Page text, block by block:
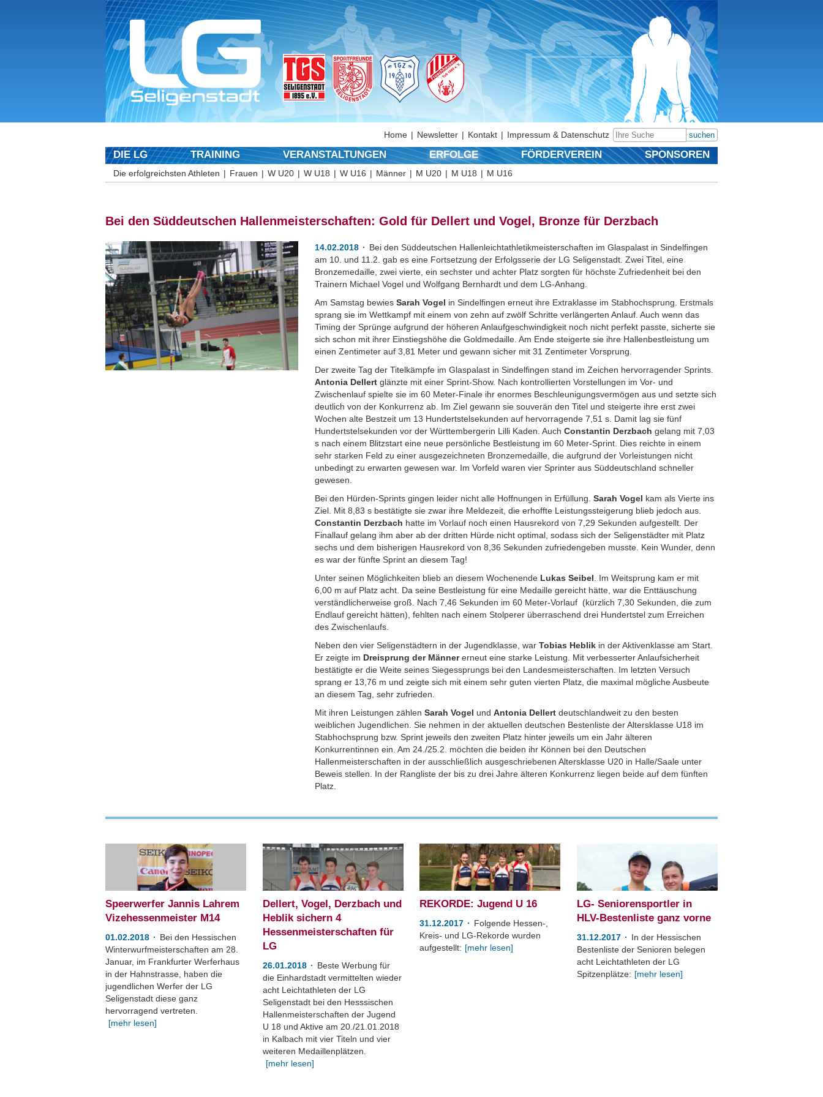
suchen
Home Newsletter Kontakt Impressum & Datenschutz
DIE LG TRAINING VERANSTALTUNGEN ERFOLGE FÖRDERVEREIN SPONSOREN
Die erfolgreichsten Athleten Frauen W U20 W U18 W U16 Männer M U20 M U18 M U16
Bei den Süddeutschen Hallenmeisterschaften: Gold für Dellert und Vogel, Bronze für Derzbach
14.02.2018
Bei den Süddeutschen Hallenleichtathletikmeisterschaften im Glaspalast in Sindelfingen
am 10. und 11.2. gab es eine Fortsetzung der Erfolgsserie der LG Seligenstadt. Zwei Titel, eine
Bronzemedaille, zwei vierte, ein sechster und achter Platz sorgten für höchste Zufriedenheit bei den
Trainern Michael Vogel und Wolfgang Bernhardt und dem LG-Anhang.
Am Samstag bewiesSarah Vogel in Sindelfingen erneut ihre Extraklasse im Stabhochsprung. Erstmals
sprang sie im Wettkampf mit einem von zehn auf zwölf Schritte verlängerten Anlauf. Auch wenn das
Timing der Sprünge aufgrund der höheren Anlaufgeschwindigkeit noch nicht perfekt passte, sicherte sie
sich schon mit ihrer Einstiegshöhe die Goldmedaille. Am Ende steigerte sie ihre Hallenbestleistung um
einen Zentimeter auf 3,81 Meter und gewann sicher mit 31 Zentimeter Vorsprung.
Der zweite Tag der Titelkämpfe im Glaspalast in Sindelfingen stand im Zeichen hervorragender Sprints.
Antonia Dellert glänzte mit einer Sprint-Show. Nach kontrollierten Vorstellungen im Vor- und
Zwischenlauf spielte sie im 60 Meter-Finale ihr enormes Beschleunigungsvermögen aus und setzte sich
deutlich von der Konkurrenz ab. Im Ziel gewann sie souverän den Titel und steigerte ihre erst zwei
Wochen alte Bestzeit um 13 Hundertstelsekunden auf hervorragende 7,51 s. Damit lag sie fünf
Hundertstelsekunden vor der Württembergerin Lilli Kaden. AuchConstantin Derzbach gelang mit 7,03
s nach einem Blitzstart eine neue persönliche Bestleistung im 60 Meter-Sprint. Dies reichte in einem
sehr starken Feld zu einer ausgezeichneten Bronzemedaille, die aufgrund der Vorleistungen nicht
unbedingt zu erwarten gewesen war. Im Vorfeld waren vier Sprinter aus Süddeutschland schneller
gewesen.
Bei den Hürden-Sprints gingen leider nicht alle Hoffnungen in Erfüllung.Sarah Vogel kam als Vierte ins
Ziel. Mit 8,83 s bestätigte sie zwar ihre Meldezeit, die erhoffte Leistungssteigerung blieb jedoch aus.
Constantin Derzbach hatte im Vorlauf noch einen Hausrekord von 7,29 Sekunden aufgestellt. Der
Finallauf gelang ihm aber ab der dritten Hürde nicht optimal, sodass sich der Seligenstädter mit Platz
sechs und dem bisherigen Hausrekord von 8,36 Sekunden zufriedengeben musste. Kein Wunder, denn
es war der fünfte Sprint an diesem Tag!
Unter seinen Möglichkeiten blieb an diesem Wochenende Lukas Seibel . Im Weitsprung kam er mit
6,00 m auf Platz acht. Da seine Bestleistung für eine Medaille gereicht hätte, war die Enttäuschung
verständlicherweise groß. Nach 7,46 Sekunden im 60 Meter-Vorlauf (kürzlich 7,30 Sekunden, die zum
Endlauf gereicht hätten), fehlten nach einem Stolperer überraschend drei Hundertstel zum Erreichen
des Zwischenlaufs.
Neben den vier Seligenstädtern in der Jugendklasse, warTobias Heblik in der Aktivenklasse am Start.
Er zeigte im Dreisprung der Männererneut eine starke Leistung. Mit verbesserter Anlaufsicherheit
bestätigte er die Weite seines Siegessprungs bei den Landesmeisterschaften. Im letzten Versuch
sprang er 13,76 m und zeigte sich mit einem sehr guten vierten Platz, die maximal mögliche Ausbeute
an diesem Tag, sehr zufrieden.
Mit ihren Leistungen zählenSarah Vogel undAntonia Dellert deutschlandweit zu den besten
weiblichen Jugendlichen. Sie nehmen in der aktuellen deutschen Bestenliste der Altersklasse U18 im
Stabhochsprung bzw. Sprint jeweils den zweiten Platz hinter jeweils um ein Jahr älteren
Konkurrentinnen ein. Am 24./25.2. möchten die beiden ihr Können bei den Deutschen
Hallenmeisterschaften in der ausschließlich ausgeschriebenen Altersklasse U20 in Halle/Saale unter
Beweis stellen. In der Rangliste der bis zu drei Jahre älteren Konkurrenz liegen beide auf dem fünften
Platz.
Speerwerfer Jannis Lahrem
Vizehessenmeister M14
01.02.2018
Bei den Hessischen
Winterwurfmeisterschaften am 28.
Januar, im Frankfurter Werferhaus
in der Hahnstrasse, haben die
jugendlichen Werfer der LG
Seligenstadt diese ganz
hervorragend vertreten.
[mehr lesen]
Dellert, Vogel, Derzbach und
Heblik sichern 4
Hessenmeisterschaften für
LG
26.01.2018
Beste Werbung für
die Einhardstadt vermittelten wieder
acht Leichtathleten der LG
Seligenstadt bei den Hesssischen
Hallenmeisterschaften der Jugend
U 18 und Aktive am 20./21.01.2018
in Kalbach mit vier Titeln und vier
weiteren Medaillenplätzen.
[mehr lesen]
REKORDE: Jugend U 16
31.12.2017
Folgende Hessen-,
Kreis- und LG-Rekorde wurden
aufgestellt: [mehr lesen]
LG- Seniorensportler in
HLV-Bestenliste ganz vorne
31.12.2017
In der Hessischen
Bestenliste der Senioren belegen
acht Leichtathleten der LG
Spitzenplätze: [mehr lesen]